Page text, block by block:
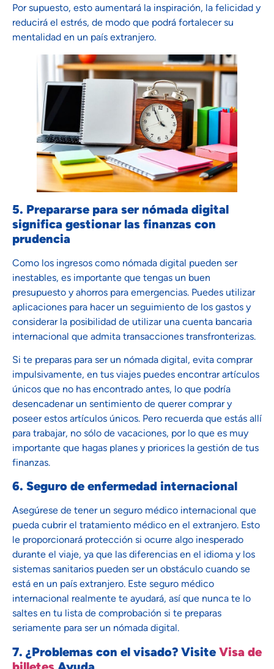
Por supuesto, esto aumentará la inspiración, la felicidad y
reducirá el estrés, de modo que podrá fortalecer su
mentalidad en un país extranjero.
5. Prepararse para ser nómada digital
significa gestionar las finanzas con
prudencia
Como los ingresos como nómada digital pueden ser
inestables, es importante que tengas un buen
presupuesto y ahorros para emergencias. Puedes utilizar
aplicaciones para hacer un seguimiento de los gastos y
considerar la posibilidad de utilizar una cuenta bancaria
internacional que admita transacciones transfronterizas.
Si te preparas para ser un nómada digital, evita comprar
impulsivamente, en tus viajes puedes encontrar artículos
únicos que no has encontrado antes, lo que podría
desencadenar un sentimiento de querer comprar y
poseer estos artículos únicos. Pero recuerda que estás allí
para trabajar, no sólo de vacaciones, por lo que es muy
importante que hagas planes y priorices la gestión de tus
finanzas.
6. Seguro de enfermedad internacional
Asegúrese de tener un seguro médico internacional que
pueda cubrir el tratamiento médico en el extranjero. Esto
le proporcionará protección si ocurre algo inesperado
durante el viaje, ya que las diferencias en el idioma y los
sistemas sanitarios pueden ser un obstáculo cuando se
está en un país extranjero. Este seguro médico
internacional realmente te ayudará, así que nunca te lo
saltes en tu lista de comprobación si te preparas
seriamente para ser un nómada digital.
7. ¿Problemas con el visado? Visite Visa de